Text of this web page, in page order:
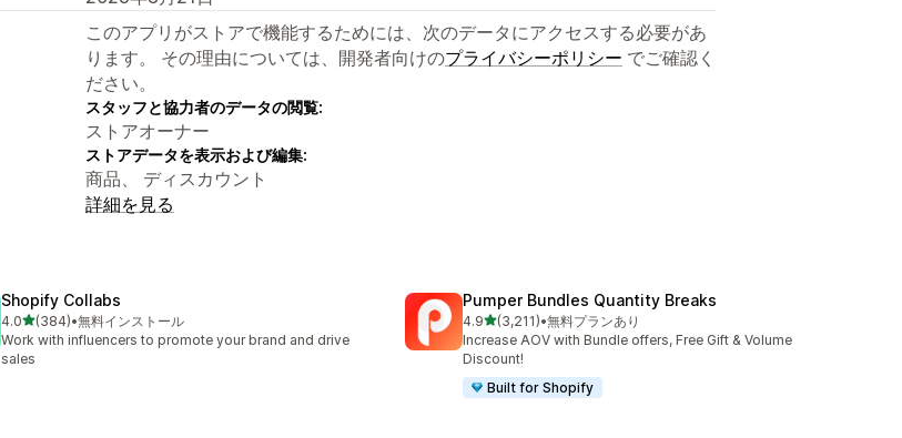
このアプリがストアで機能するためには、次のデータにアクセスする必要があ
ります。 その理由については、開発者向けのプライバシーポリシー でご確認く
ださい。
スタッフと協力者のデータの閲覧:
ストアオーナー
ストアデータを表示および編集:
商品、 ディスカウント
詳細を見る
Shopify Collabs
4.05つ星中
(384)
合計レビュー数：384件
•無料インストール
Work with influencers to promote your brand and drive
sales
Pumper Bundles Quantity Breaks
4.95つ星中
(3,211)
合計レビュー数：3211件
•無料プランあり
Increase AOV with Bundle offers, Free Gift & Volume
Discount!
Built for Shopify